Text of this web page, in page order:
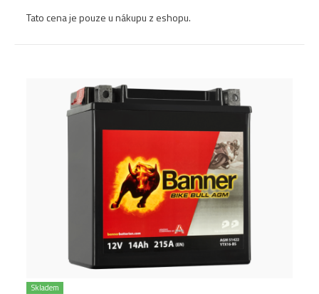
Tato cena je pouze u nákupu z eshopu.
Skladem